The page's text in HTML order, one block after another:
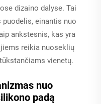
dizaino dalyse. Tai
einantis nuo
ankstesnis, kas yra
reikia nuoseklių
vienetų.
nuo
padą